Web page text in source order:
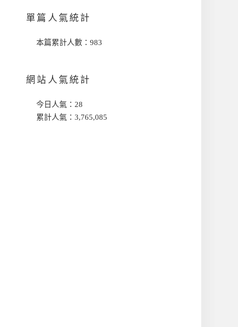
單篇人氣統計
本篇累計人數： 983
網站人氣統計
今日人氣： 28
累計人氣： 3,765,085